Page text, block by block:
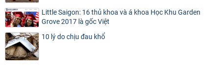
Little Saigon: 16 thủ khoa và á khoa Học Khu Garden
Grove 2017 là gốc Việt
10 lý do chịu đau khổ